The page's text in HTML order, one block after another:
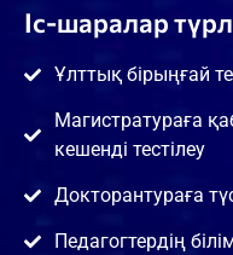
Іс-шаралар
Ұлттық бірыңғай
Магистратураға
кешенді тестілеу
Докторантураға
Педагогтердің